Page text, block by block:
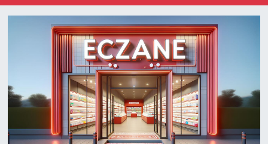
Son Dakika Haberleri
Haber Arşivi